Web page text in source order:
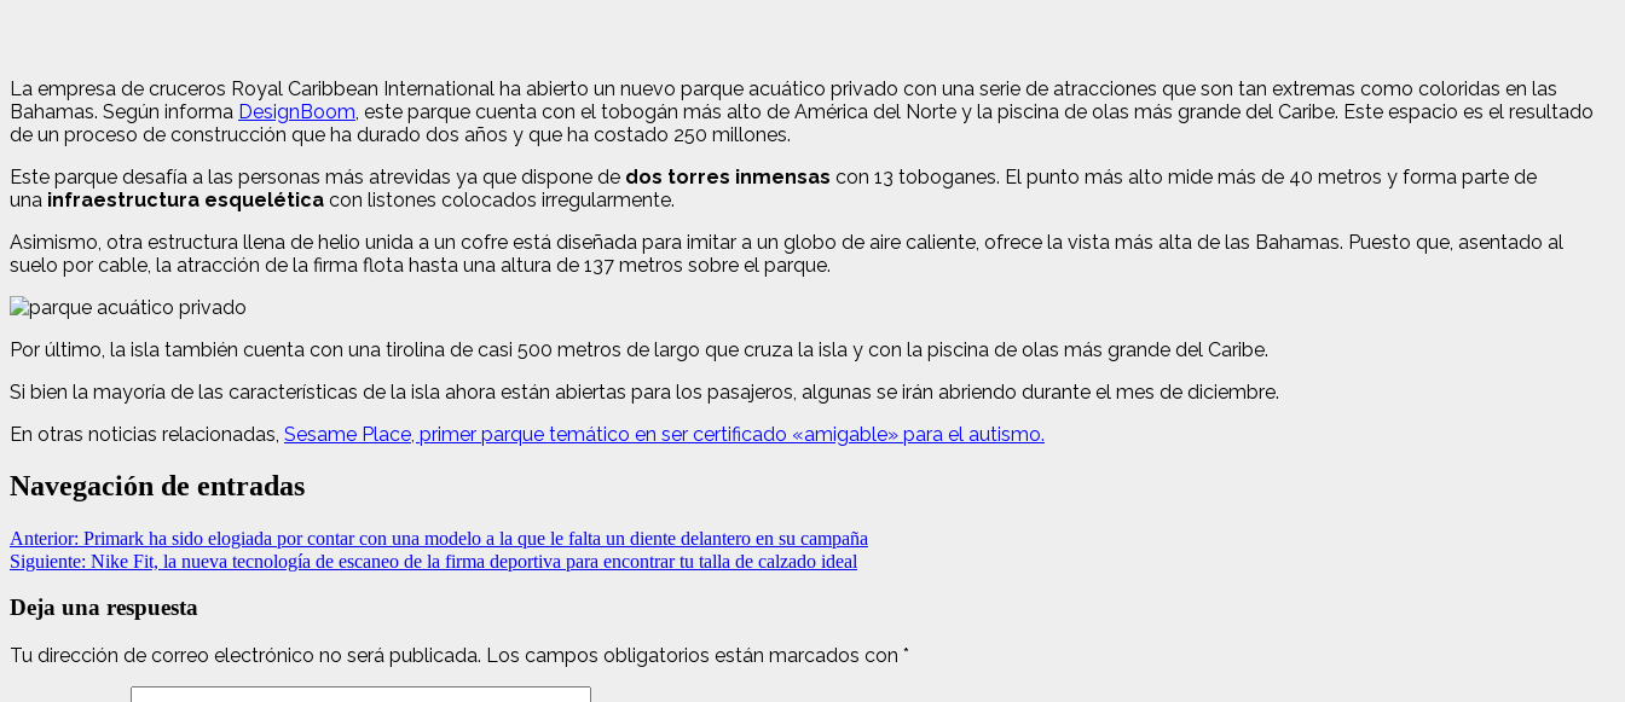
La empresa de cruceros Royal Caribbean International ha abierto un nuevo parque acuático privado con una serie de atracciones que son tan extremas como coloridas en las
Bahamas. Según informa DesignBoom, este parque cuenta con el tobogán más alto de América del Norte y la piscina de olas más grande del Caribe. Este espacio es el resultado
de un proceso de construcción que ha durado dos años y que ha costado 250 millones.
Este parque desafía a las personas más atrevidas ya que dispone de dos torres inmensas con 13 toboganes. El punto más alto mide más de 40 metros y forma parte de
una infraestructura esquelética con listones colocados irregularmente.
Asimismo, otra estructura llena de helio unida a un cofre está diseñada para imitar a un globo de aire caliente, ofrece la vista más alta de las Bahamas. Puesto que, asentado al
suelo por cable, la atracción de la firma flota hasta una altura de 137 metros sobre el parque.
Por último, la isla también cuenta con una tirolina de casi 500 metros de largo que cruza la isla y con la piscina de olas más grande del Caribe.
Si bien la mayoría de las características de la isla ahora están abiertas para los pasajeros, algunas se irán abriendo durante el mes de diciembre.
En otras noticias relacionadas, Sesame Place, primer parque temático en ser certificado «amigable» para el autismo.
Navegación de entradas
Anterior: Primark ha sido elogiada por contar con una modelo a la que le falta un diente delantero en su campaña
Siguiente: Nike Fit, la nueva tecnología de escaneo de la firma deportiva para encontrar tu talla de calzado ideal
Deja una respuesta
Tu dirección de correo electrónico no será publicada. Los campos obligatorios están marcados con *